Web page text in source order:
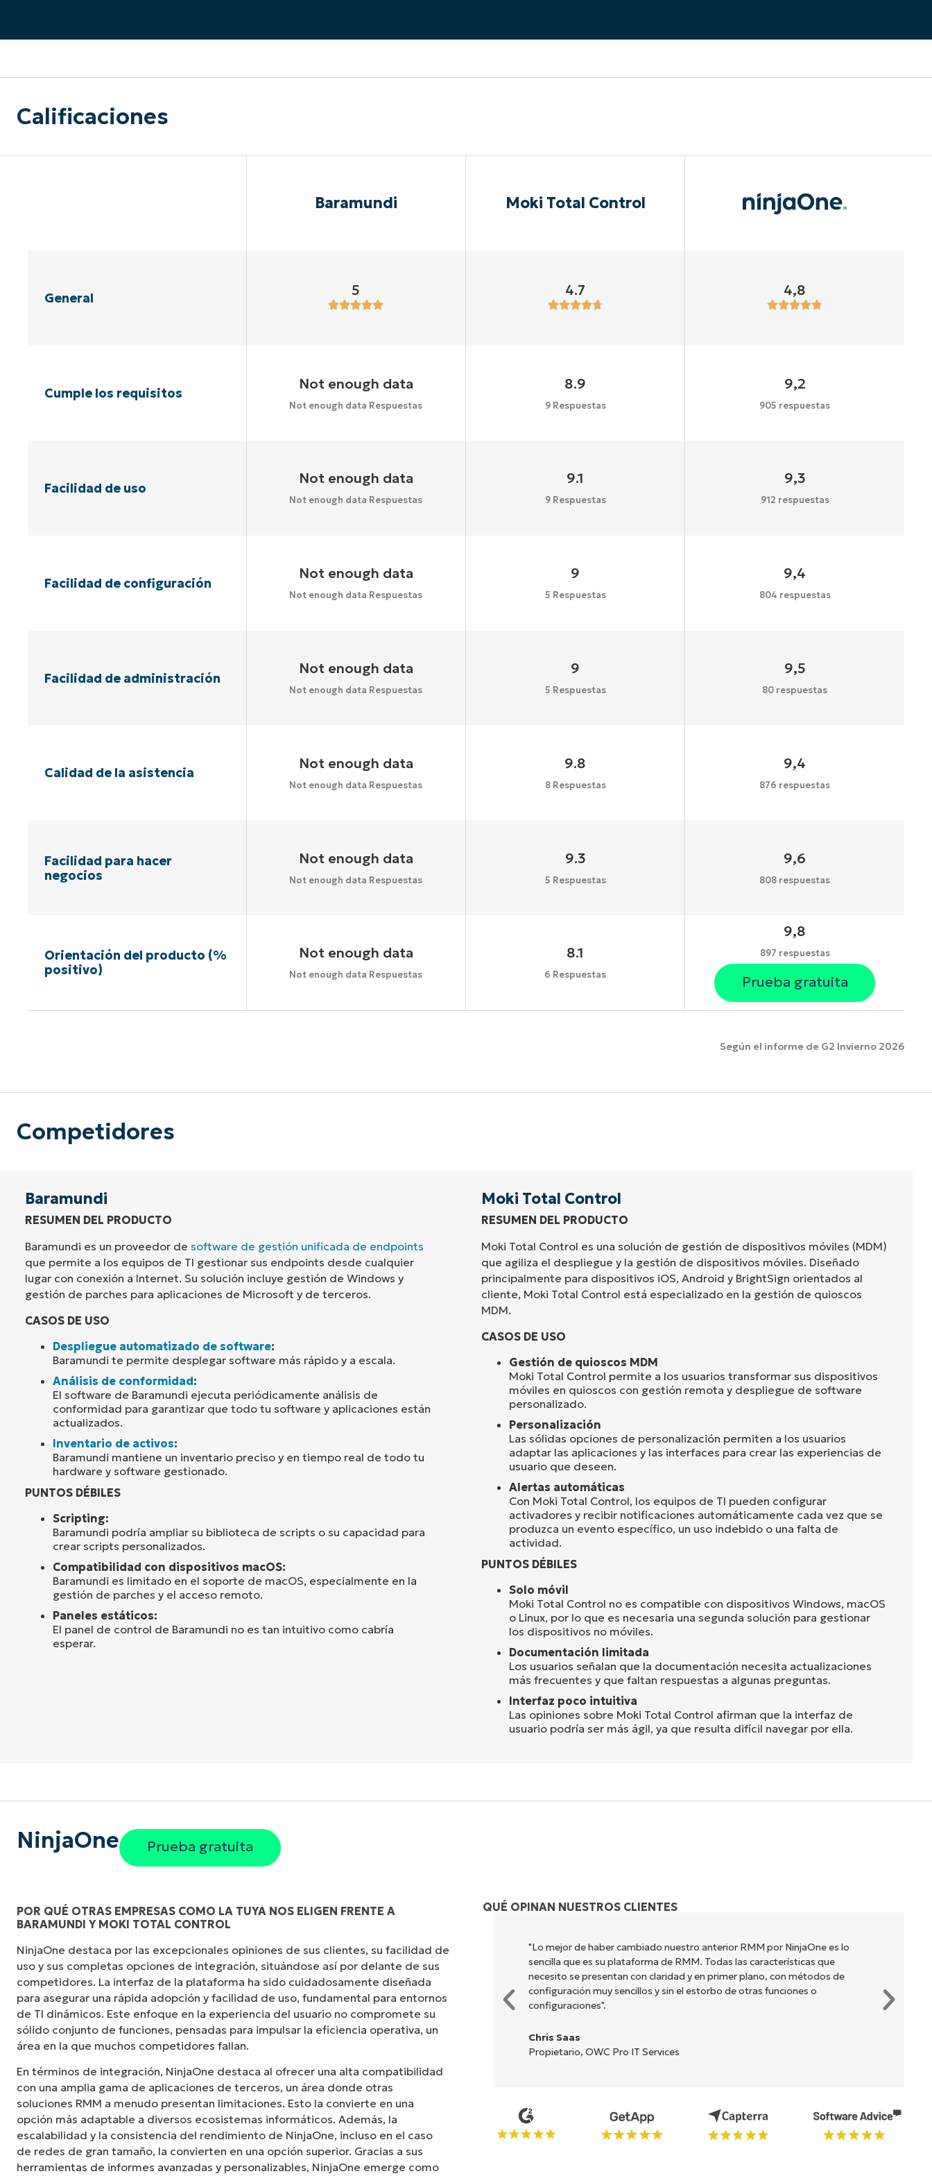
Calificaciones
Baramundi Moki Total Control
General 5 4.7 4,8
Cumple los requisitos
Not enough data
Not enough data Respuestas
8.9
9 Respuestas
9,2
905 respuestas
Facilidad de uso
Not enough data
Not enough data Respuestas
9.1
9 Respuestas
9,3
912 respuestas
Facilidad de configuración
Not enough data
Not enough data Respuestas
9
5 Respuestas
9,4
804 respuestas
Facilidad de administración
Not enough data
Not enough data Respuestas
9
5 Respuestas
9,5
80 respuestas
Calidad de la asistencia
Not enough data
Not enough data Respuestas
9.8
8 Respuestas
9,4
876 respuestas
Facilidad para hacer
negocios
Not enough data
Not enough data Respuestas
9.3
5 Respuestas
9,6
808 respuestas
Orientación del producto (%
positivo)
Not enough data
Not enough data Respuestas
8.1
6 Respuestas
9,8
897 respuestas
Prueba gratuita
Según el informe de G2 Invierno 2026
Competidores
Baramundi
RESUMEN DEL PRODUCTO
Baramundi es un proveedor de software de gestión unificada de endpoints
que permite a los equipos de TI gestionar sus endpoints desde cualquier
lugar con conexión a Internet. Su solución incluye gestión de Windows y
gestión de parches para aplicaciones de Microsoft y de terceros.
CASOS DE USO
Despliegue automatizado de software:
Baramundi te permite desplegar software más rápido y a escala.
Análisis de conformidad:
El software de Baramundi ejecuta periódicamente análisis de
conformidad para garantizar que todo tu software y aplicaciones están
actualizados.
Inventario de activos:
Baramundi mantiene un inventario preciso y en tiempo real de todo tu
hardware y software gestionado.
PUNTOS DÉBILES
Scripting:
Baramundi podría ampliar su biblioteca de scripts o su capacidad para
crear scripts personalizados.
Compatibilidad con dispositivos macOS:
Baramundi es limitado en el soporte de macOS, especialmente en la
gestión de parches y el acceso remoto.
Paneles estáticos:
El panel de control de Baramundi no es tan intuitivo como cabría
esperar.
Moki Total Control
RESUMEN DEL PRODUCTO
Moki Total Control es una solución de gestión de dispositivos móviles (MDM)
que agiliza el despliegue y la gestión de dispositivos móviles. Diseñado
principalmente para dispositivos iOS, Android y BrightSign orientados al
cliente, Moki Total Control está especializado en la gestión de quioscos
MDM.
CASOS DE USO
Gestión de quioscos MDM
Moki Total Control permite a los usuarios transformar sus dispositivos
móviles en quioscos con gestión remota y despliegue de software
personalizado.
Personalización
Las sólidas opciones de personalización permiten a los usuarios
adaptar las aplicaciones y las interfaces para crear las experiencias de
usuario que deseen.
Alertas automáticas
Con Moki Total Control, los equipos de TI pueden configurar
activadores y recibir notificaciones automáticamente cada vez que se
produzca un evento específico, un uso indebido o una falta de
actividad.
PUNTOS DÉBILES
Solo móvil
Moki Total Control no es compatible con dispositivos Windows, macOS
o Linux, por lo que es necesaria una segunda solución para gestionar
los dispositivos no móviles.
Documentación limitada
Los usuarios señalan que la documentación necesita actualizaciones
más frecuentes y que faltan respuestas a algunas preguntas.
Interfaz poco intuitiva
Las opiniones sobre Moki Total Control afirman que la interfaz de
usuario podría ser más ágil, ya que resulta difícil navegar por ella.
NinjaOne Prueba gratuita
POR QUÉ OTRAS EMPRESAS COMO LA TUYA NOS ELIGEN FRENTE A
BARAMUNDI Y MOKI TOTAL CONTROL
NinjaOne destaca por las excepcionales opiniones de sus clientes, su facilidad de
uso y sus completas opciones de integración, situándose así por delante de sus
competidores. La interfaz de la plataforma ha sido cuidadosamente diseñada
para asegurar una rápida adopción y facilidad de uso, fundamental para entornos
de TI dinámicos. Este enfoque en la experiencia del usuario no compromete su
sólido conjunto de funciones, pensadas para impulsar la eficiencia operativa, un
área en la que muchos competidores fallan.
En términos de integración, NinjaOne destaca al ofrecer una alta compatibilidad
con una amplia gama de aplicaciones de terceros, un área donde otras
soluciones RMM a menudo presentan limitaciones. Esto la convierte en una
opción más adaptable a diversos ecosistemas informáticos. Además, la
escalabilidad y la consistencia del rendimiento de NinjaOne, incluso en el caso
de redes de gran tamaño, la convierten en una opción superior. Gracias a sus
herramientas de informes avanzadas y personalizables, NinjaOne emerge como
QUÉ OPINAN NUESTROS CLIENTES
"NinjaOne es increíblemente fácil de usar y combina una interfaz fluida con
potentes funciones de back-end. La configuración es sencilla de realizar y la
interfaz fácil de gestionar. Todas las opciones y herramientas están
claramente indicadas, son fáciles de entender y la interfaz resulta muy
intuitiva".
Ryan Reiffenberger
Reiffenberger.NET Technology Solutions
"Lo mejor de haber cambiado nuestro anterior RMM por NinjaOne es lo
sencilla que es su plataforma de RMM. Todas las características que
necesito se presentan con claridad y en primer plano, con métodos de
configuración muy sencillos y sin el estorbo de otras funciones o
configuraciones".
Chris Saas
Propietario, OWC Pro IT Services
Company